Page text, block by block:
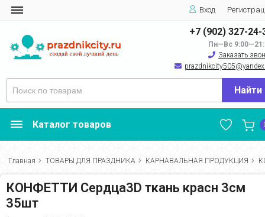
Вход
+7 (902) 327-24-
Пн—Вс
Заказать
Найти
Каталог товаров
Главная ТОВАРЫ ДЛЯ ПРАЗДНИКА КАРНАВАЛЬНАЯ ПРОДУКЦИЯ
КОНФЕТТИ Сердца3D ткань красн 3см
35шт